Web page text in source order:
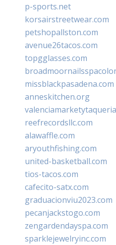
p-sports.net
korsairstreetwear.com
petshopallston.com
avenue26tacos.com
topgglasses.com
missblackpasadena.com
anneskitchen.org
reefrecordsllc.com
alawaffle.com
aryouthfishing.com
united-basketball.com
tios-tacos.com
cafecito-satx.com
graduacionviu2023.com
pecanjackstogo.com
zengardendayspa.com
sparklejewelryinc.com